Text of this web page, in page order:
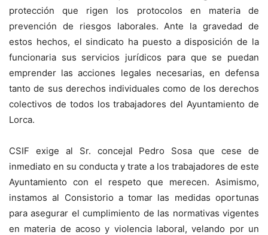
protección que rigen los protocolos en materia de
prevención de riesgos laborales. Ante la gravedad de
estos hechos, el sindicato ha puesto a disposición de la
funcionaria sus servicios jurídicos para que se puedan
emprender las acciones legales necesarias, en defensa
tanto de sus derechos individuales como de los derechos
colectivos de todos los trabajadores del Ayuntamiento de
Lorca.
CSIF exige al Sr. concejal Pedro Sosa que cese de
inmediato en su conducta y trate a los trabajadores de este
Ayuntamiento con el respeto que merecen. Asimismo,
instamos al Consistorio a tomar las medidas oportunas
para asegurar el cumplimiento de las normativas vigentes
en materia de acoso y violencia laboral, velando por un